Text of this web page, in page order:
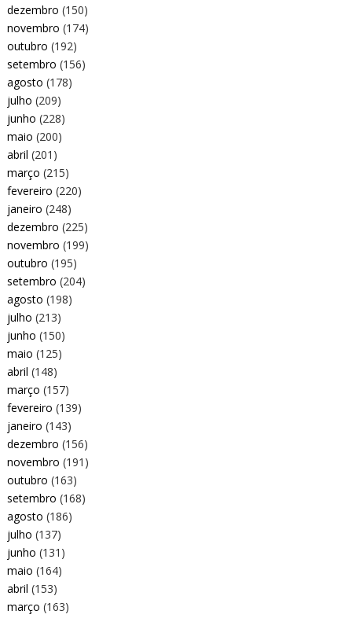
dezembro (150)
novembro (174)
outubro (192)
setembro (156)
agosto (178)
julho (209)
junho (228)
maio (200)
abril (201)
março (215)
fevereiro (220)
janeiro (248)
dezembro (225)
novembro (199)
outubro (195)
setembro (204)
agosto (198)
julho (213)
junho (150)
maio (125)
abril (148)
março (157)
fevereiro (139)
janeiro (143)
dezembro (156)
novembro (191)
outubro (163)
setembro (168)
agosto (186)
julho (137)
junho (131)
maio (164)
abril (153)
março (163)